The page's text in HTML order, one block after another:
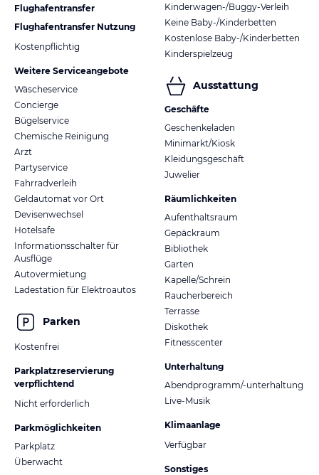
Flughafentransfer
Flughafentransfer Nutzung
Kostenpflichtig
Weitere Serviceangebote
Wäscheservice
Concierge
Bügelservice
Chemische Reinigung
Arzt
Partyservice
Fahrradverleih
Geldautomat vor Ort
Devisenwechsel
Hotelsafe
Informationsschalter für
Ausflüge
Autovermietung
Ladestation für Elektroautos
Parken
Kostenfrei
Parkplatzreservierung
verpflichtend
Nicht erforderlich
Parkmöglichkeiten
Parkplatz
Überwacht
Kinderwagen-/Buggy-Verleih
Keine Baby-/Kinderbetten
Kostenlose Baby-/Kinderbetten
Kinderspielzeug
Ausstattung
Geschäfte
Geschenkeladen
Minimarkt/Kiosk
Kleidungsgeschäft
Juwelier
Räumlichkeiten
Aufenthaltsraum
Gepäckraum
Bibliothek
Garten
Kapelle/Schrein
Raucherbereich
Terrasse
Diskothek
Fitnesscenter
Unterhaltung
Abendprogramm/-unterhaltung
Live-Musik
Klimaanlage
Verfügbar
Sonstiges